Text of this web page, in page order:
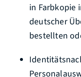
in Farbkopie
deutscher
bestellten